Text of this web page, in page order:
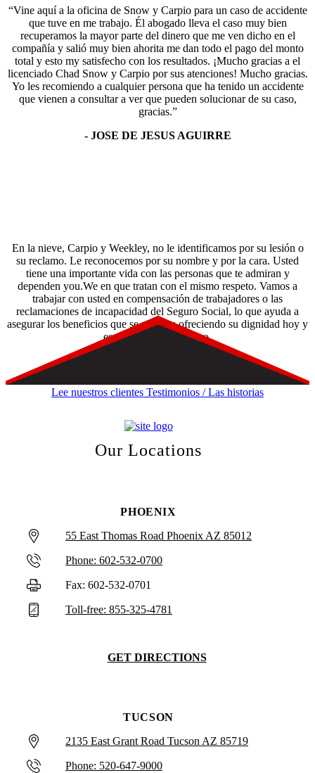
“Vine aquí a la oficina de Snow y Carpio para un caso de accidente
que tuve en me trabajo. Él abogado lleva el caso muy bien
recuperamos la mayor parte del dinero que me ven dicho en el
compañía y salió muy bien ahorita me dan todo el pago del monto
total y esto my satisfecho con los resultados. ¡Mucho gracias a el
licenciado Chad Snow y Carpio por sus atenciones! Mucho gracias.
Yo les recomiendo a cualquier persona que ha tenido un accidente
que vienen a consultar a ver que pueden solucionar de su caso,
gracias.”
- JOSE DE JESUS AGUIRRE
En la nieve, Carpio y Weekley, no le identificamos por su lesión o
su reclamo. Le reconocemos por su nombre y por la cara. Usted
tiene una importante vida con las personas que te admiran y
dependen you.We en que tratan con el mismo respeto. Vamos a
trabajar con usted en compensación de trabajadores o las
reclamaciones de incapacidad del Seguro Social, lo que ayuda a
asegurar los beneficios que se merece; ofreciendo su dignidad hoy y
esperanza para el futuro.
Lee nuestros clientes Testimonios / Las historias
Our Locations
PHOENIX
55 East Thomas Road Phoenix AZ 85012
Phone: 602-532-0700
Fax: 602-532-0701
Toll-free: 855-325-4781
GET DIRECTIONS
TUCSON
2135 East Grant Road Tucson AZ 85719
Phone: 520-647-9000